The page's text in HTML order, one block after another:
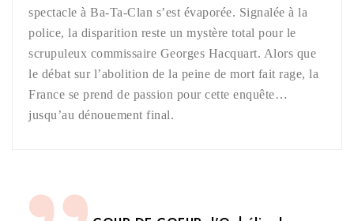
spectacle à Ba-Ta-Clan s’est évaporée. Signalée à la
police, la disparition reste un mystère total pour le
scrupuleux commissaire Georges Hacquart. Alors que
le débat sur l’abolition de la peine de mort fait rage, la
France se prend de passion pour cette enquête…
jusqu’au dénouement final.